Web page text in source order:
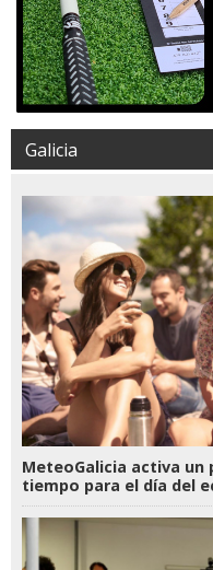
Galicia
MeteoGalicia activa
tiempo para el día del